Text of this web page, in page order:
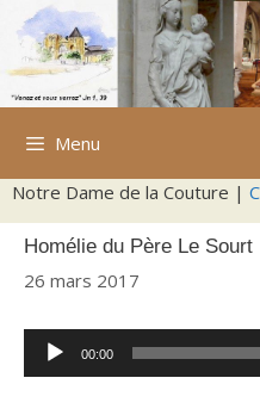
Aller
contenu
Menu
Notre Dame de la Couture |
Homélie du Père Le Sourt
26 mars 2017
Lecteur
audio
00:00